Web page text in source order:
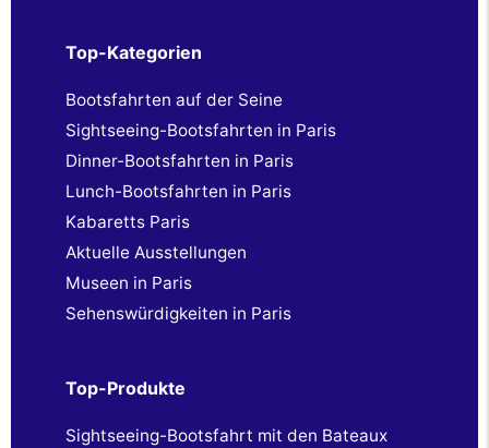
Top-Kategorien
Bootsfahrten auf der Seine
Sightseeing-Bootsfahrten in Paris
Dinner-Bootsfahrten in Paris
Lunch-Bootsfahrten in Paris
Kabaretts Paris
Aktuelle Ausstellungen
Museen in Paris
Sehenswürdigkeiten in Paris
Top-Produkte
Sightseeing-Bootsfahrt mit den Bateaux